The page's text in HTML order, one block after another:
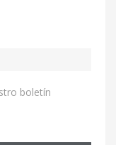
boletín